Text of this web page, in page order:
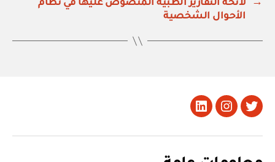
→
لائحة التقارير الطبية المنصوص عليها في نظام
الأحوال الشخصية
تويتر Instagram
LinkedIn